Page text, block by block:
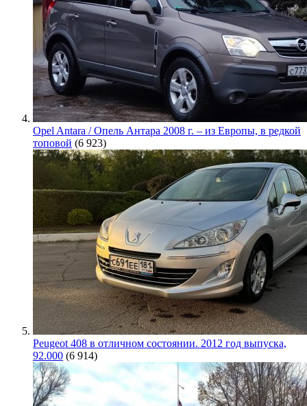
Opel Antara / Опель Антара 2008 г. – из Европы, в редкой
топовой (6 923)
Peugeot 408 в отличном состоянии. 2012 год выпуска,
92.000 (6 914)